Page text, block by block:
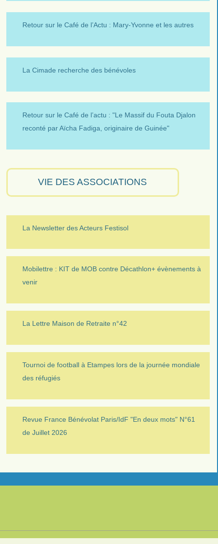
Retour sur le Café de l’Actu : Mary-Yvonne et les autres
La Cimade recherche des bénévoles
Retour sur le Café de l’actu : "Le Massif du Fouta Djalon
reconté par Aïcha Fadiga, originaire de Guinée"
VIE DES ASSOCIATIONS
La Newsletter des Acteurs Festisol
Mobilettre : KIT de MOB contre Décathlon+ évènements à
venir
La Lettre Maison de Retraite n°42
Tournoi de football à Etampes lors de la journée mondiale
des réfugiés
Revue France Bénévolat Paris/IdF "En deux mots" N°61
de Juillet 2026